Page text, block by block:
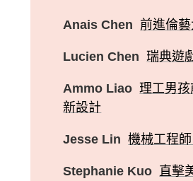
Anais Chen 前進倫
Lucien Chen 瑞典遊
Ammo Liao 理工男孩
新設計
Jesse Lin 機械工程
Stephanie Kuo 直擊